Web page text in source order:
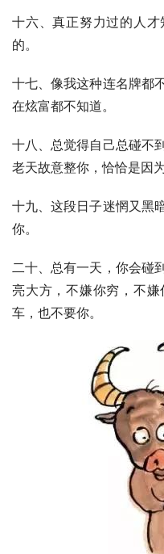
十六、真正努力过的人
的。
十七、像我这种连名牌都
在炫富都不知道。
十八、总觉得自己总碰不
老天故意整你，恰恰是因
十九、这段日子迷惘又黑
你。
二十、总有一天，你会碰
亮大方，不嫌你穷，不
车，也不要你。